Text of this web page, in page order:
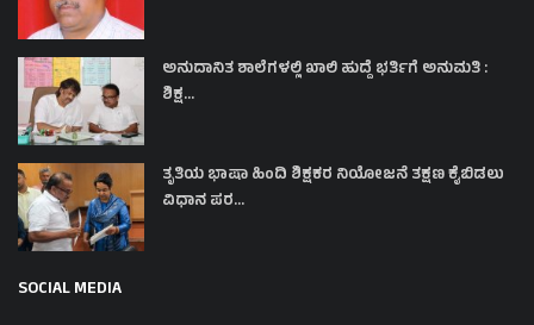
ಅನುದಾನಿತ ಶಾಲೆಗಳಲ್ಲಿ ಖಾಲಿ ಹುದ್ದೆ ಭರ್ತಿಗೆ ಅನುಮತಿ :
ಶಿಕ್ಷ...
ತೃತಿಯ ಭಾಷಾ ಹಿಂದಿ ಶಿಕ್ಷಕರ ನಿಯೋಜನೆ ತಕ್ಷಣ ಕೈಬಿಡಲು
ವಿಧಾನ ಪರ...
SOCIAL MEDIA